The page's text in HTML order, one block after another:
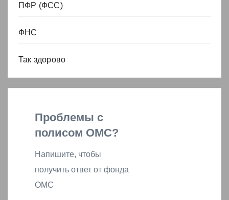
ПФР (ФСС)
ФНС
Так здорово
Проблемы с
полисом ОМС?
Напишите, чтобы
получить ответ от фонда
ОМС